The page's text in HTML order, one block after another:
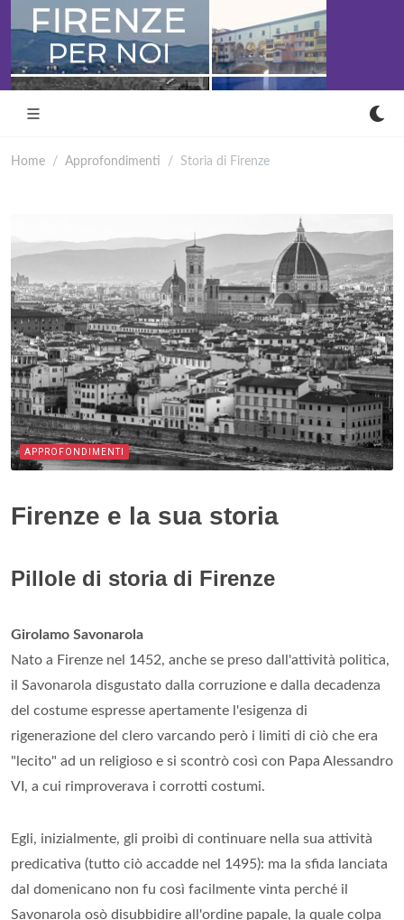
Home Approfondimenti Storia di Firenze
APPROFONDIMENTI
Firenze e la sua storia
Pillole di storia di Firenze
Girolamo Savonarola
Nato a Firenze nel 1452, anche se preso dall'attività politica,
il Savonarola disgustato dalla corruzione e dalla decadenza
del costume espresse apertamente l'esigenza di
rigenerazione del clero varcando però i limiti di ciò che era
"lecito" ad un religioso e si scontrò così con Papa Alessandro
VI, a cui rimproverava i corrotti costumi.
Egli, inizialmente, gli proibì di continuare nella sua attività
predicativa (tutto ciò accadde nel 1495): ma la sfida lanciata
dal domenicano non fu così facilmente vinta perché il
Savonarola osò disubbidire all'ordine papale, la quale colpa